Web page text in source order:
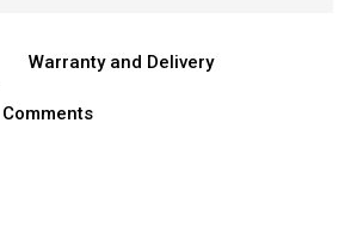
Warranty and Delivery
Comments